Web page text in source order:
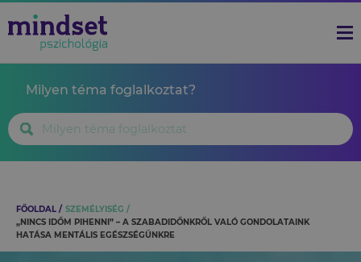
Milyen téma foglalkoztat?
FŐOLDAL
SZEMÉLYISÉG
„NINCS IDŐM PIHENNI” – A SZABADIDŐNKRŐL VALÓ GONDOLATAINK
HATÁSA MENTÁLIS EGÉSZSÉGÜNKRE